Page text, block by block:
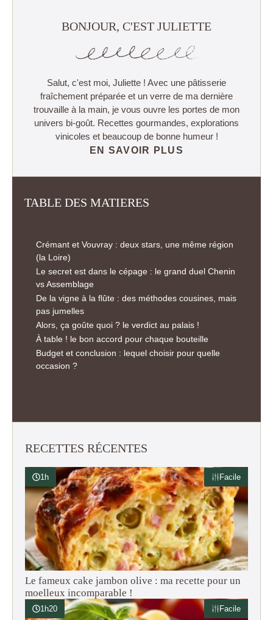
BONJOUR, C'EST JULIETTE
Salut, c'est moi, Juliette ! Avec une pâtisserie
fraîchement préparée et un verre de ma dernière
trouvaille à la main, je vous ouvre les portes de mon
univers bi-goût. Recettes gourmandes, explorations
vinicoles et beaucoup de bonne humeur !
EN SAVOIR PLUS
TABLE DES MATIERES
Crémant et Vouvray : deux stars, une même région
(la Loire)
Le secret est dans le cépage : le grand duel Chenin
vs Assemblage
De la vigne à la flûte : des méthodes cousines, mais
pas jumelles
Alors, ça goûte quoi ? le verdict au palais !
À table ! le bon accord pour chaque bouteille
Budget et conclusion : lequel choisir pour quelle
occasion ?
RECETTES RÉCENTES
1h Facile
Le fameux cake jambon olive : ma recette pour un
moelleux incomparable !
1h20 Facile